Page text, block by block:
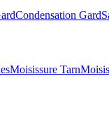
Condensation Gard
Moisissure Tarn